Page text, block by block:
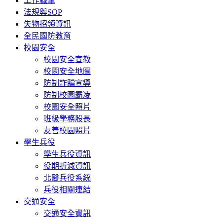
法規與SOP
失物招領資訊
全民國防教育
校園安全
校園安全宣教
校園安全地圖
防制詐騙宣導
防制校園霸凌
校園安全照片
班級學務股長
友善校園照片
學生兵役
學生兵役資訊
役期折減資訊
北醫兵役系統
兵役相關連結
交通安全
交通安全資訊